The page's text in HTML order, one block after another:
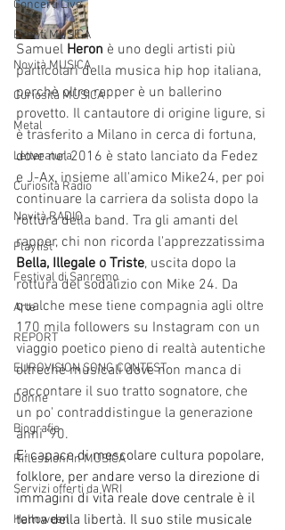
Concerti Live
Eventi MUSICA
Novità MUSICA
Curiosità MUSICA
Metal
Letteratura
Curiosità Radio
Novità RADIO
Playlist
Festival di Sanremo
Arte
REPORT
EUROVISION SONG CONTEST
Donne
Biografie
Riflessioni in MUSICA
Servizi offerti da WRI
Halloween
Samuel Heron è uno degli artisti più
particolari della musica hip hop italiana,
perchè oltre rapper è un ballerino
provetto. Il cantautore di origine ligure, si
è trasferito a Milano in cerca di fortuna,
dove nel 2016 è stato lanciato da Fedez
e J-Ax, insieme all'amico Mike24, per poi
continuare la carriera da solista dopo la
rottura della band. Tra gli amanti del
rapper, chi non ricorda l'apprezzatissima
Bella, Illegale o Triste, uscita dopo la
rottura del sodalizio con Mike 24. Da
qualche mese tiene compagnia agli oltre
170 mila followers su Instagram con un
viaggio poetico pieno di realtà autentiche
oltrechè musicali dove non manca di
raccontare il suo tratto sognatore, che
un po' contraddistingue la generazione
anni '90.
E' capace di mescolare cultura popolare,
folklore, per andare verso la direzione di
immagini di vita reale dove centrale è il
tema della libertà. Il suo stile musicale